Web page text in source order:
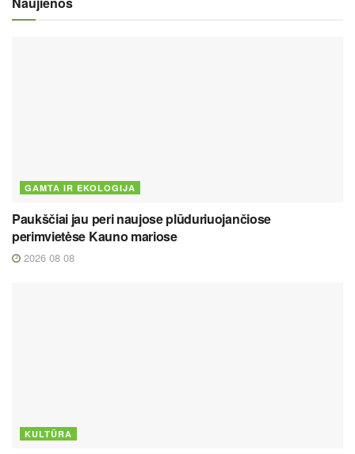
GAMTA IR EKOLOGIJA
Paukščiai jau peri naujose plūduriuojančiose
perimvietėse Kauno mariose
2026 08 08
KULTŪRA